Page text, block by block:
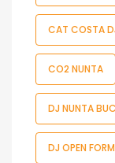
CAT COSTA
CO2 NUNTA
DJ NUNTA
DJ OPEN